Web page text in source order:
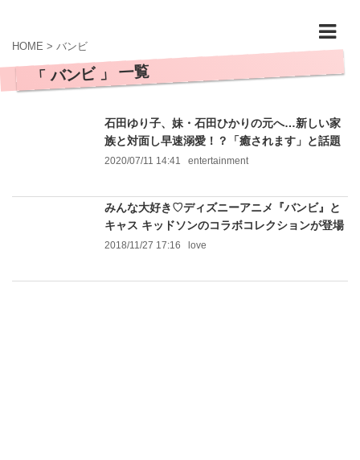
HOME > バンビ
「 バンビ 」 一覧
石田ゆり子、妹・石田ひかりの元へ…新しい家
族と対面し早速溺愛！？「癒されます」と話題
2020/07/11 14:41 entertainment
みんな大好き♡ディズニーアニメ『バンビ』と
キャス キッドソンのコラボコレクションが登場
2018/11/27 17:16 love